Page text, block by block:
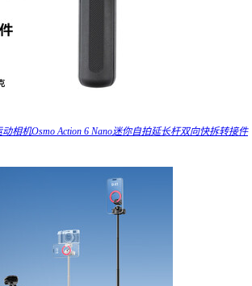
相机Osmo Action 6 Nano迷你自拍延长杆双向快拆转接件